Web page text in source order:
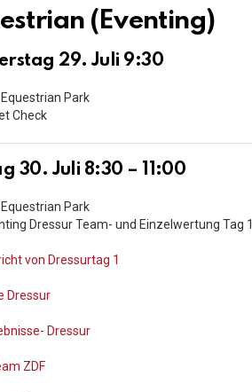
(Eventing)
29. Juli 9:30
Park
Check
30. Juli 8:30 – 11:00
Park
Dressur Team- und Einzelwertung Tag
von Dressurtag 1
Dressur
Dressur
ZDF